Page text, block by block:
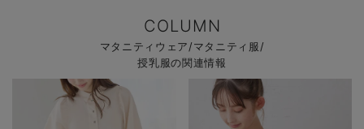
COLUMN
マタニティウェア/マタニティ服/
授乳服の関連情報